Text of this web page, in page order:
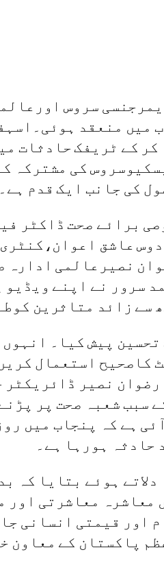
میں منعقد
کر کے ٹریفک
کی مشترکہ
برائے صحت ڈاکٹر
عاشق
نصیرعالمی ادارہ
سرور نے اپنے
پیش کیا۔
کاصحیح استعمال
نصیر
سبب شعبہ صحت پر
حادثہ ہورہا ہے۔
معاشرہ معاشرتی
اور قیمتی انسانی
پاکستان کے معاون